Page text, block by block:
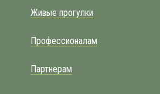
Живые прогулки
Профессионалам
Партнерам